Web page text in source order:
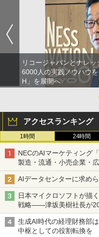
リコージャパンとナレ
6000人の実践ノウハウ
H」を展開へ
アクセスランキング
1時間 24時間
NECのAIマーケティング
製造・流通・小売企業・
AIデータセンターに求め
日本マイクロソフトが描
戦略――津坂美樹社長が
生成AI時代の経理財務部
中枢としての役割転換を